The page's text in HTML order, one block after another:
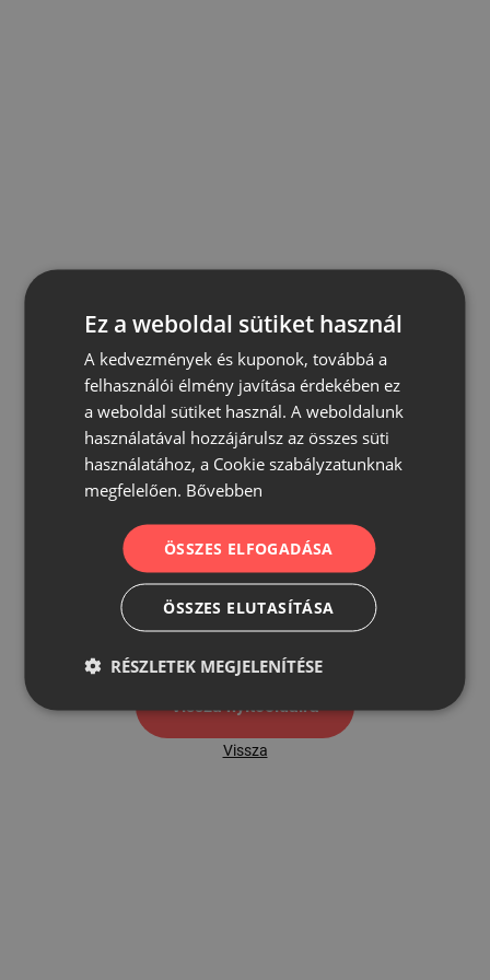
500
Vissza nyítóoldalra
Vissza
Ez a weboldal sütiket használ
A kedvezmények és kuponok, továbbá a
felhasználói élmény javítása érdekében ez
a weboldal sütiket használ. A weboldalunk
használatával hozzájárulsz az összes süti
használatához, a Cookie szabályzatunknak
megfelelően. Bővebben
ÖSSZES ELFOGADÁSA
ÖSSZES ELUTASÍTÁSA
RÉSZLETEK MEGJELENÍTÉSE